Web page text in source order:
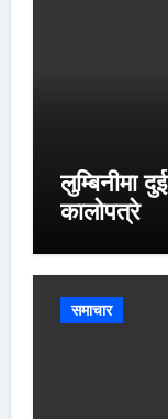
लुम्बिनीमा
कालोपत्रे
समाचार